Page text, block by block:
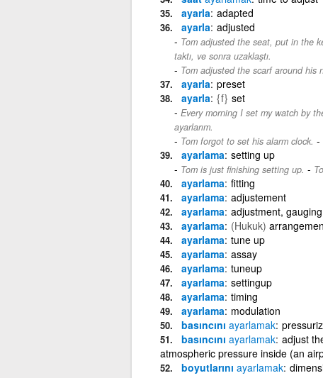
ayarla adapted
ayarla adjusted
Tom adjusted the seat, put in the
taktı, ve sonra uzaklaştı.
Tom adjusted the scarf around his
ayarla preset
ayarla {f} set
Every morning I set my watch by
ayarlarım.
Tom forgot to set his alarm clock. -
ayarlama setting up
Tom is just finishing setting up. -
ayarlama fitting
ayarlama adjustement
ayarlama adjustment,
ayarlama (Hukuk)
ayarlama tune up
ayarlama assay
ayarlama tuneup
ayarlama settingup
ayarlama timing
ayarlama modulation
basıncını ayarlamak
basıncını ayarlamak adjust
atmospheric pressure inside (an
boyutlarını ayarlamak